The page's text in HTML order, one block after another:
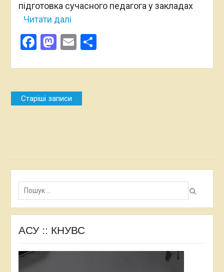
підготовка сучасного педагога у закладах
Читати далі
Facebook
Mastodon
EmailПоділитися
Навігація
за
Старіші записи
Пошук:
АСУ :: КНУВС